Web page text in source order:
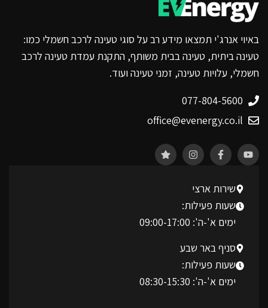
באיוי אנרג'י תמצאו מידע רב על סוגי טעינה לרכב חשמלי כמו:
טעינה ביתית, טעינה בבית משותף, התקנת עמדת טעינה לרכב
חשמלי, עלויות טעינה, זמני טעינה ועוד.
077-804-5600
office@evenergy.co.il
שירות ארצי
שעות פעילות:
ימים א'-ה': 09:00-17:00
סניף באר שבע
שעות פעילות:
ימים א'-ה': 08:30-15:30